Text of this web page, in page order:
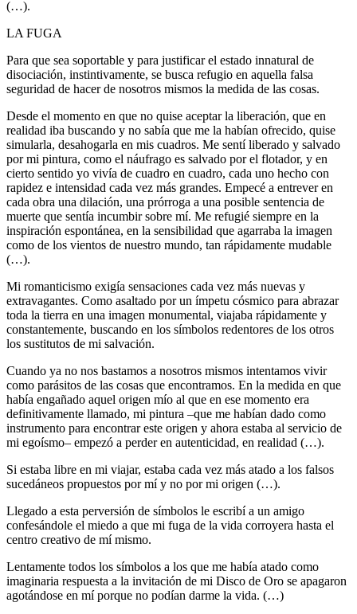
(…).
LA FUGA
Para que sea soportable y para justificar el estado innatural de
disociación, instintivamente, se busca refugio en aquella falsa
seguridad de hacer de nosotros mismos la medida de las cosas.
Desde el momento en que no quise aceptar la liberación, que en
realidad iba buscando y no sabía que me la habían ofrecido, quise
simularla, desahogarla en mis cuadros. Me sentí liberado y salvado
por mi pintura, como el náufrago es salvado por el flotador, y en
cierto sentido yo vivía de cuadro en cuadro, cada uno hecho con
rapidez e intensidad cada vez más grandes. Empecé a entrever en
cada obra una dilación, una prórroga a una posible sentencia de
muerte que sentía incumbir sobre mí. Me refugié siempre en la
inspiración espontánea, en la sensibilidad que agarraba la imagen
como de los vientos de nuestro mundo, tan rápidamente mudable
(…).
Mi romanticismo exigía sensaciones cada vez más nuevas y
extravagantes. Como asaltado por un ímpetu cósmico para abrazar
toda la tierra en una imagen monumental, viajaba rápidamente y
constantemente, buscando en los símbolos redentores de los otros
los sustitutos de mi salvación.
Cuando ya no nos bastamos a nosotros mismos intentamos vivir
como parásitos de las cosas que encontramos. En la medida en que
había engañado aquel origen mío al que en ese momento era
definitivamente llamado, mi pintura –que me habían dado como
instrumento para encontrar este origen y ahora estaba al servicio de
mi egoísmo– empezó a perder en autenticidad, en realidad (…).
Si estaba libre en mi viajar, estaba cada vez más atado a los falsos
sucedáneos propuestos por mí y no por mi origen (…).
Llegado a esta perversión de símbolos le escribí a un amigo
confesándole el miedo a que mi fuga de la vida corroyera hasta el
centro creativo de mí mismo.
Lentamente todos los símbolos a los que me había atado como
imaginaria respuesta a la invitación de mi Disco de Oro se apagaron
agotándose en mí porque no podían darme la vida. (…)